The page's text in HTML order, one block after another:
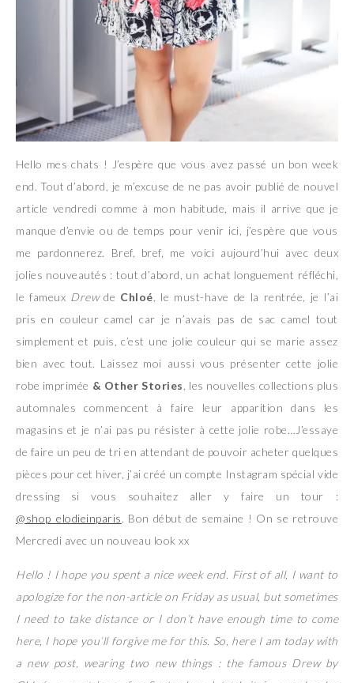
Hello mes chats ! J’espère que vous avez passé un bon week
end. Tout d’abord, je m’excuse de ne pas avoir publié de nouvel
article vendredi comme à mon habitude, mais il arrive que je
manque d’envie ou de temps pour venir ici, j’espère que vous
me pardonnerez. Bref, bref, me voici aujourd’hui avec deux
jolies nouveautés : tout d’abord, un achat longuement réfléchi,
le fameux Drewde Chloé , le must-have de la rentrée, je l’ai
pris en couleur camel car je n’avais pas de sac camel tout
simplement et puis, c’est une jolie couleur qui se marie assez
bien avec tout. Laissez moi aussi vous présenter cette jolie
robe imprimée & Other Stories , les nouvelles collections plus
automnales commencent à faire leur apparition dans les
magasins et je n’ai pas pu résister à cette jolie robe…J’essaye
de faire un peu de tri en attendant de pouvoir acheter quelques
pièces pour cet hiver, j’ai créé un compte Instagram spécial vide
dressing si vous souhaitez aller y faire un tour :
@shop_elodieinparis. Bon début de semaine ! On se retrouve
Mercredi avec un nouveau look xx
Hello ! I hope you spent a nice week end. First of all, I want to
apologize for the non-article on Friday as usual, but sometimes
I need to take distance or I don’t have enough time to come
here, I hope you’ll forgive me for this. So, here I am today with
a new post, wearing two new things : the famous Drew by